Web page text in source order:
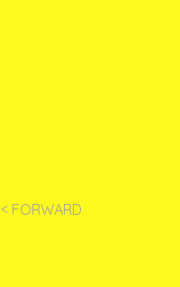
< FORWARD